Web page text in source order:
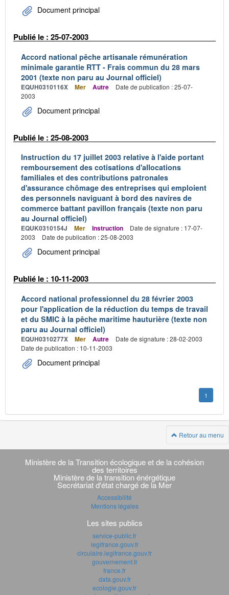
Document principal
Publié le : 25-07-2003
Accord national pêche artisanale rémunération
minimale garantie RTT - Frais commun du 28 mars
2001 (texte non paru au Journal officiel)
EQUH0310116X Mer Autre
Date de publication : 25-07-
2003
Document principal
Publié le : 25-08-2003
Instruction du 17 juillet 2003 relative à l'aide portant
remboursement des cotisations d'allocations
familiales et des contributions patronales
d'assurance chômage des entreprises qui emploient
des personnels naviguant à bord des navires de
commerce battant pavillon français (texte non paru
au Journal officiel)
EQUK0310154J Mer Instruction
Date de signature : 17-07-
2003
Date de publication : 25-08-2003
Document principal
Publié le : 10-11-2003
Accord national professionnel du 28 février 2003
pour l'application de la réduction du temps de travail
et du SMIC à la pêche maritime hauturière (texte non
paru au Journal officiel)
EQUH0310277X Mer Autre
Date de signature : 28-02-2003
Date de publication : 10-11-2003
Document principal
1
Retour au menu
Navigation
transverse
Ministère de la Transition écologique et de la cohésion
des territoires
Ministère de la transition énérgétique
Secrétariat d'état chargé de la Mer
Accessibilité
Mentions légales
Les sites publics
service-public.fr
legifrance.gouv.fr
circulaire.legifrance.gouv.fr
gouvernement.fr
france.fr
data.gouv.fr
ecologie.gouv.fr